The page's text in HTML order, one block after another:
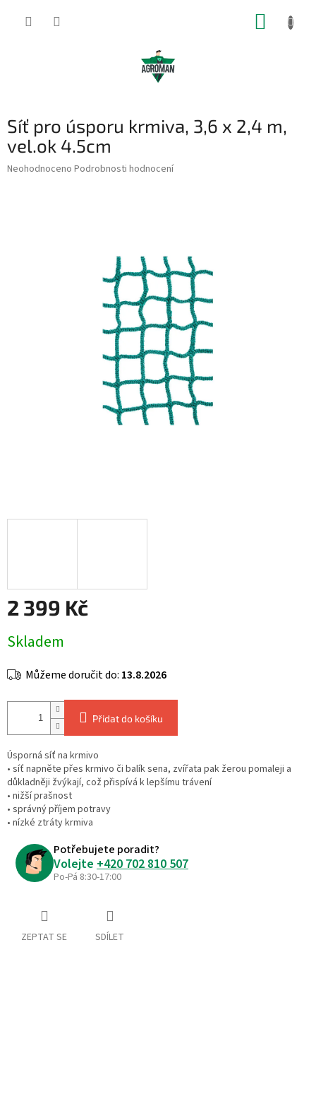
Síť pro úsporu krmiva, 3,6 x 2,4 m,
vel.ok 4.5cm
Průměrné
Neohodnoceno Podrobnosti hodnocení
2 399 Kč
cena:
Skladem
Můžeme doručit do: 13.8.2026
Přidat do košíku
Úsporná síť na krmivo
• síť napněte přes krmivo či balík sena, zvířata pak žerou pomaleji a
důkladněji žvýkají, což přispívá k lepšímu trávení
• nižší prašnost
• správný příjem potravy
• nízké ztráty krmiva
Potřebujete poradit?
Volejte +420 702 810 507
Po-Pá 8:30-17:00
ZEPTAT SE SDÍLET